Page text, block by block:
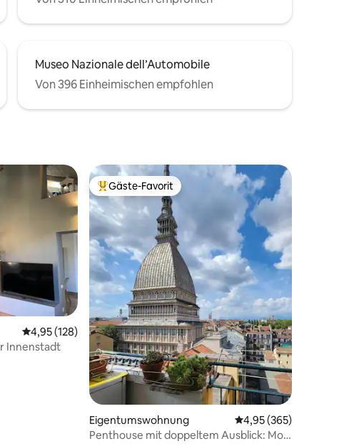
Museo Nazionale dell’Automobile
Von 396 Einheimischen empfohlen
150 Bewertungen
Durchschnittliche Bewertung: 4,95 von 5, 128 Bewertungen
4,95 (128)
Innenstadt
Beliebter Gäste-Favorit.
Gäste-Favorit
Eigentumswohnung Durchschnittliche
4,95 (365)
Penthouse mit doppeltem Ausblick: Mole